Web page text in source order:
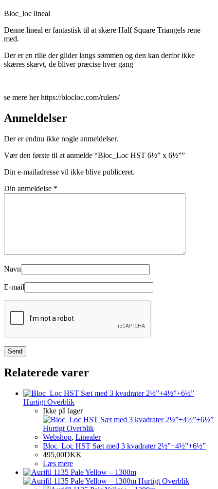
Bloc_loc lineal
Denne lineal er fantastisk til at skære Half Square Triangels rene
med.
Der er en rille der glider langs sømmen og den kan derfor ikke
skæres skævt, de bliver præcise hver gang
se mere her https://blocloc.com/rulers/
Anmeldelser
Der er endnu ikke nogle anmeldelser.
Vær den første til at anmelde “Bloc_Loc HST 6½” x 6½””
Din e-mailadresse vil ikke blive publiceret.
Din anmeldelse *
Navn
E-mail
Relaterede varer
Hurtigt Overblik
Ikke på lager
Hurtigt Overblik
Webshop, Linealer
Bloc_Loc HST Sæt med 3 kvadrater 2½”+4½”+6½”
495,00DKK
Læs mere
Hurtigt Overblik